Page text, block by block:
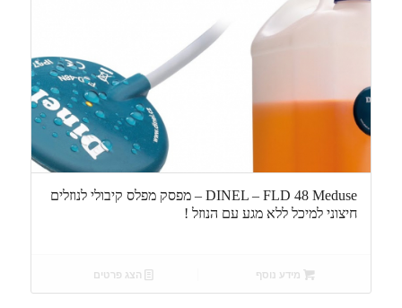
DINEL – FLD 48 Meduse – מפסק מפלס קיבולי לנוזלים
חיצוני למיכל ללא מגע עם הנוזל !
מידע נוסף הצג פרטים